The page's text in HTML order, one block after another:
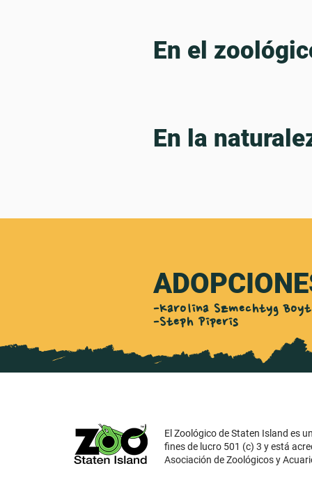
En el
En la
-Karolina Szmechtyg
-Steph Piperis
El Zoológico de Staten Island es
fines de lucro 501 (c) 3 y está
Asociación de Zoológicos y